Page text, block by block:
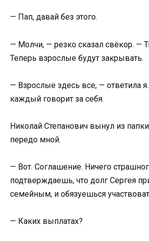
— Пап, давай без этого.
— Молчи, — резко сказал свёкор. —
Теперь взрослые будут закрывать.
— Взрослые здесь все, — ответила
каждый говорит за себя.
Николай Степанович вынул из
передо мной.
— Вот. Соглашение. Ничего
подтверждаешь, что долг Сергея
семейным, и обязуешься
— Каких выплатах?